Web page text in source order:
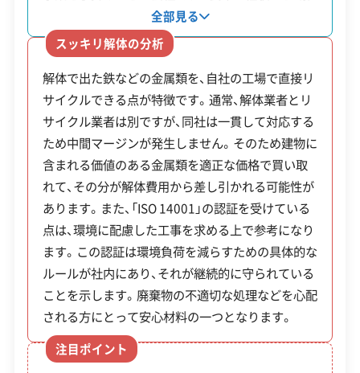
もりに含める必要があります。
また、スプリング入りのマットレスなどは持ち込め
ず、分別が不十分だと産業廃棄物として割高な費用
で処理せざるを得ません。建設廃材については、コ
ンクリートガラはキオクシア工場近くの「(株)丸重」
へ持ち込むなど、品目ごとに適切な中間処理施設へ
運ぶことで、運搬コストと処分費を最適化できま
北上市での解体工事は、半導体産業
の発展による住宅需要の高まりを
背景に、市の政策と連動した手厚い
対応業務
産業廃棄物収集運搬業
不動産取引業
新築工事業
公式HP 公式サイトを見る
SNS SNSを見る
許可番号
【建設業許可】
岩手県知事：第000917号
【産業廃棄物収集運搬業許可】
岩手県知事：第00302135586号
【宅地建物取引業許可】
岩手県知事：第002320号
全部見る
この解体業者の特徴
験・規模
創業30年以上
公共工事の経験
体工事で発生する金属などの価値を熟知していま
す。北上市の広大な敷地には自社のリサイクル工場
があり、解体から資源化までを一貫して管理できる
体制が強みです。この体制は廃棄物の削減だけでな
く、価値のある資源を買い取ることで解体費用を抑
えられる可能性にもつながります。また、環境への
配慮を示す国際規格「ISO 14001」も取得している
ため、法令を遵守した適正な工事が期待できます。
全部見る
スッキリ解体の分析
解体で出た鉄などの金属類を、自社の工場で直接リ
サイクルできる点が特徴です。通常、解体業者とリ
サイクル業者は別ですが、同社は一貫して対応する
ため中間マージンが発生しません。そのため建物に
含まれる価値のある金属類を適正な価格で買い取
れて、その分が解体費用から差し引かれる可能性が
あります。また、「ISO 14001」の認証を受けている
点は、環境に配慮した工事を求める上で参考になり
ます。この認証は環境負荷を減らすための具体的な
ルールが社内にあり、それが継続的に守られている
ことを示します。廃棄物の不適切な処理などを心配
される方にとって安心材料の一つとなります。
注目ポイント